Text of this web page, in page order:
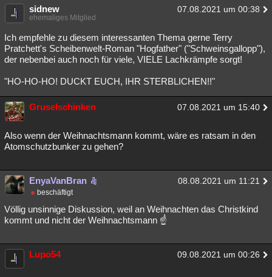
sidnew 07.08.2021 um 00:38
ehemaliges Mitglied
Ich empfehle zu diesem interessanten Thema gerne Terry
Pratchett's Scheibenwelt-Roman "Hogfather" ("Schweinsgallopp"),
der nebenbei auch noch für viele, VIELE Lachkrämpfe sorgt!
"HO-HO-HO! DUCKT EUCH, IHR STERBLICHEN!!"
Gruselschinken 07.08.2021 um 15:40
Also wenn der Weihnachtsmann kommt, wäre es ratsam in den
Atomschutzbunker zu gehen?
EnyaVanBran 08.08.2021 um 11:21
beschäftigt
Völlig unsinnige Diskussion, weil an Weihnachten das Christkind
kommt und nicht der Weihnachtsmann ☝
Lupo54 09.08.2021 um 00:26